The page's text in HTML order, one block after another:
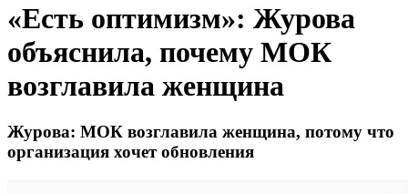
«Есть оптимизм»: Журова
объяснила, почему МОК
возглавила женщина
Журова: МОК возглавила женщина, потому что
организация хочет обновления